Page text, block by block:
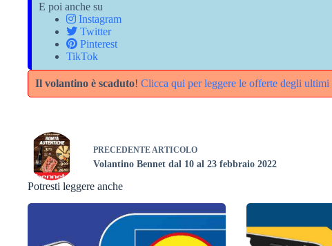
E poi anche su
Instagram
Twitter
Pinterest
TikTok
Il volantino è scaduto! Clicca qui per leggere le offerte degli
PRECEDENTE ARTICOLO
Volantino Bennet dal 10 al 23 febbraio 2022
Potresti leggere anche